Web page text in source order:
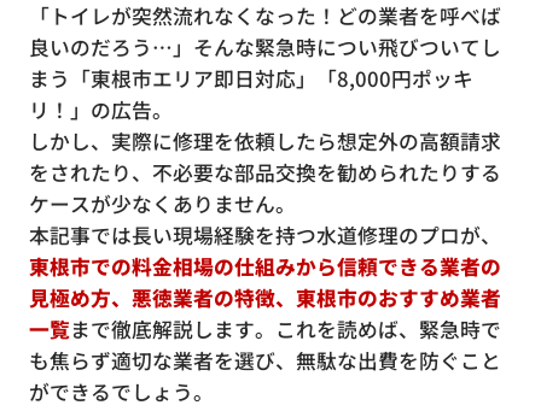
「トイレが突然流れなくなった！どの業者を呼べば
良いのだろう…」そんな緊急時につい飛びついてし
まう「東根市エリア即日対応」「8,000円ポッキ
リ！」の広告。
しかし、実際に修理を依頼したら想定外の高額請求
をされたり、不必要な部品交換を勧められたりする
ケースが少なくありません。
本記事では長い現場経験を持つ水道修理のプロが、
東根市での料金相場の仕組みから信頼できる業者の
見極め方、悪徳業者の特徴、東根市のおすすめ業者
一覧まで徹底解説します。これを読めば、緊急時で
も焦らず適切な業者を選び、無駄な出費を防ぐこと
ができるでしょう。